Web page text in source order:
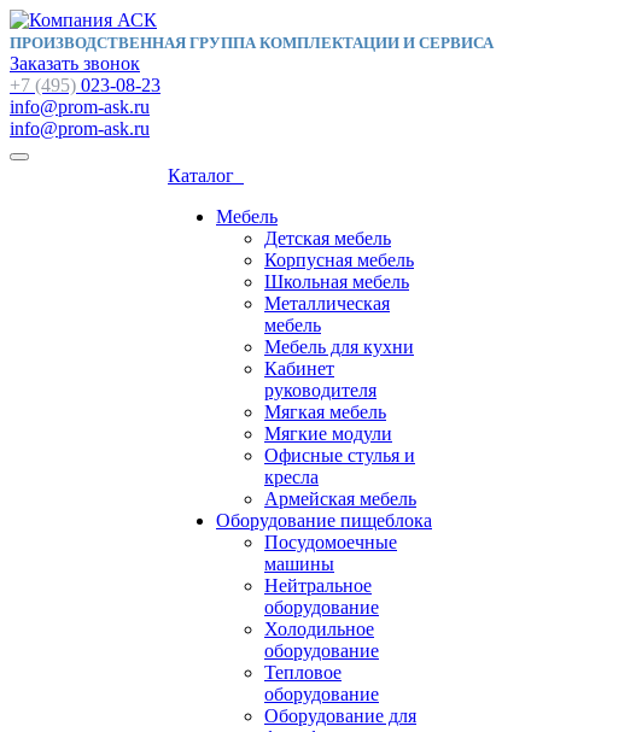
ПРОИЗВОДСТВЕННАЯ ГРУППА КОМПЛЕКТАЦИИ И СЕРВИСА
Заказать звонок
+7 (495) 023-08-23
info@prom-ask.ru
info@prom-ask.ru
Каталог
Мебель
Детская мебель
Корпусная мебель
Школьная мебель
Металлическая
мебель
Мебель для кухни
Кабинет
руководителя
Мягкая мебель
Мягкие модули
Офисные стулья и
кресла
Армейская мебель
Оборудование пищеблока
Посудомоечные
машины
Нейтральное
оборудование
Холодильное
оборудование
Тепловое
оборудование
Оборудование для